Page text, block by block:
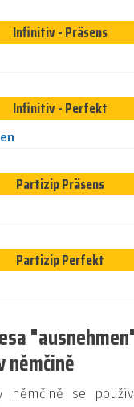
Infinitiv - Präsens
Infinitiv - Perfekt
Partizip Präsens
Partizip Perfekt
němčině
němčině se